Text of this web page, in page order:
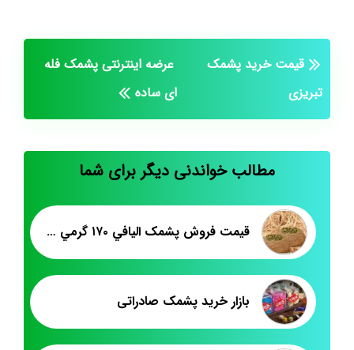
قیمت خرید پشمک
تبریزی
عرضه اینترنتی پشمک فله
ای ساده
مطالب خواندنی دیگر برای شما
قيمت فروش پشمک اليافي ۱۷۰ گرمي کاکائويي
بازار خرید پشمک صادراتی